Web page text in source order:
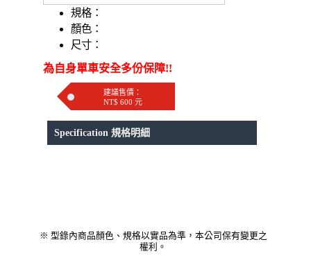
規格：
顏色：
尺寸：
為自身單車安全多份保障!!
建議售價：
NT$ 600 元
Specification 規格明細
※ 型錄內商品顏色、規格以實品為準，本公司保有變更之
權利。